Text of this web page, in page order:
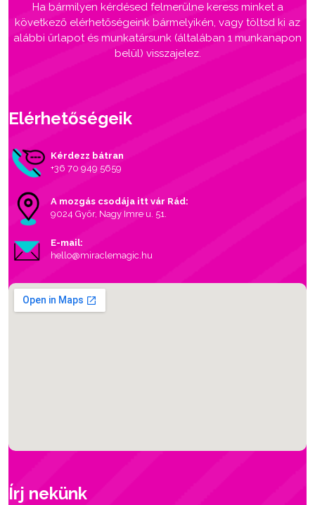
Ha bármilyen kérdésed felmerülne keress minket a
következő elérhetőségeink bármelyikén, vagy töltsd ki az
alábbi űrlapot és munkatársunk (általában 1 munkanapon
belül) visszajelez.
Elérhetőségeik
Kérdezz bátran
+36 70 949 5659
A mozgás csodája itt vár Rád:
9024 Győr, Nagy Imre u. 51.
E-mail:
hello@miraclemagic.hu
Írj nekünk